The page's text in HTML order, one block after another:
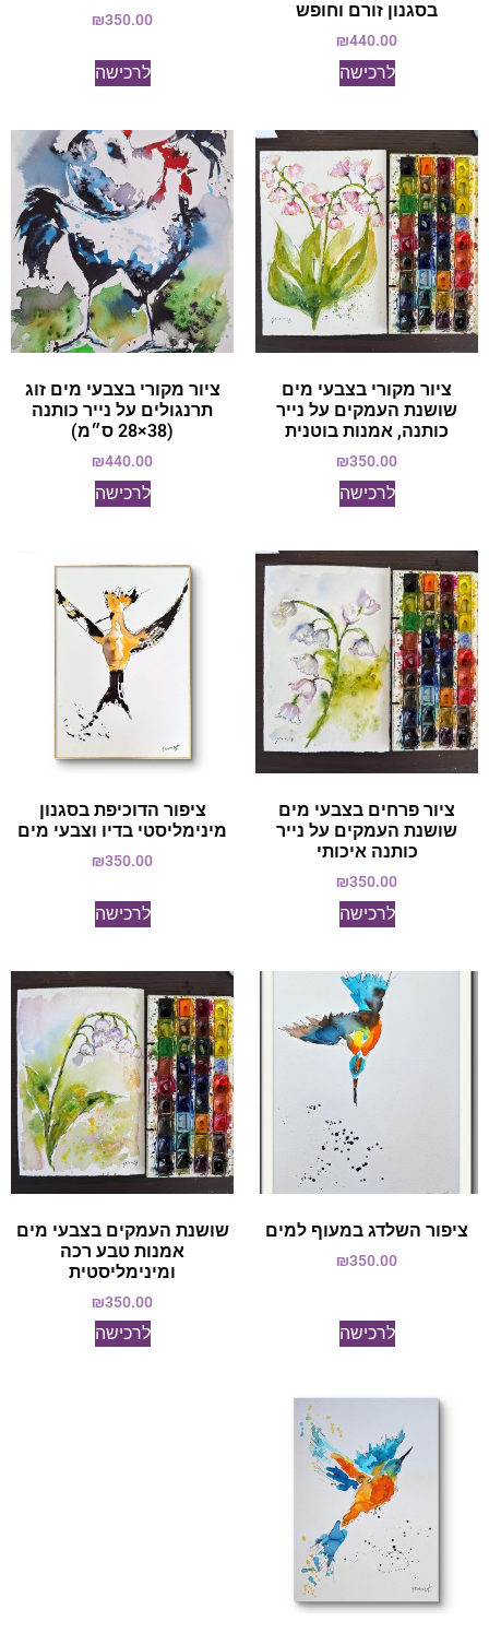
בסגנון זורם וחופש
₪440.00
לרכישה
₪350.00
לרכישה
ציור מקורי בצבעי מים
שושנת העמקים על נייר
כותנה, אמנות בוטנית
₪350.00
לרכישה
ציור מקורי בצבעי מים זוג
תרנגולים על נייר כותנה
(38×28 ס״מ)
₪440.00
לרכישה
ציור פרחים בצבעי מים
שושנת העמקים על נייר
כותנה איכותי
₪350.00
לרכישה
ציפור הדוכיפת בסגנון
מינימליסטי בדיו וצבעי מים
₪350.00
לרכישה
ציפור השלדג במעוף למים
₪350.00
לרכישה
שושנת העמקים בצבעי מים
אמנות טבע רכה
ומינימליסטית
₪350.00
לרכישה